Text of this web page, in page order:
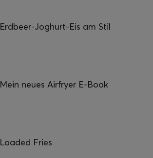
Erdbeer-Joghurt-Eis am Stil
Mein neues Airfryer E-Book
Loaded Fries